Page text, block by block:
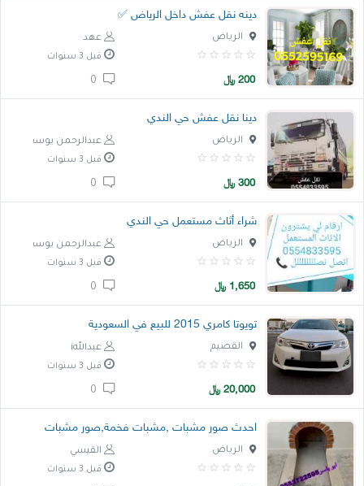
دينه نقل عفش داخل الرياض ✅
عهد الرياض
قبل 3 سنوات
200 ﷼
دينا نقل عفش حي الندي
عبدالرحمن يوسف الرياض
قبل 3 سنوات
300 ﷼
شراء أثاث مستعمل حي الندي
عبدالرحمن يوسف الرياض
قبل 3 سنوات
1,650 ﷼
تويوتا كامري 2015 للبيع في السعودية
عبداللهi القصيم
قبل 3 سنوات
20,000 ﷼
احدث صور مشبات ,مشبات فخمة,صور مشبات
القيسي الرياض
قبل 3 سنوات